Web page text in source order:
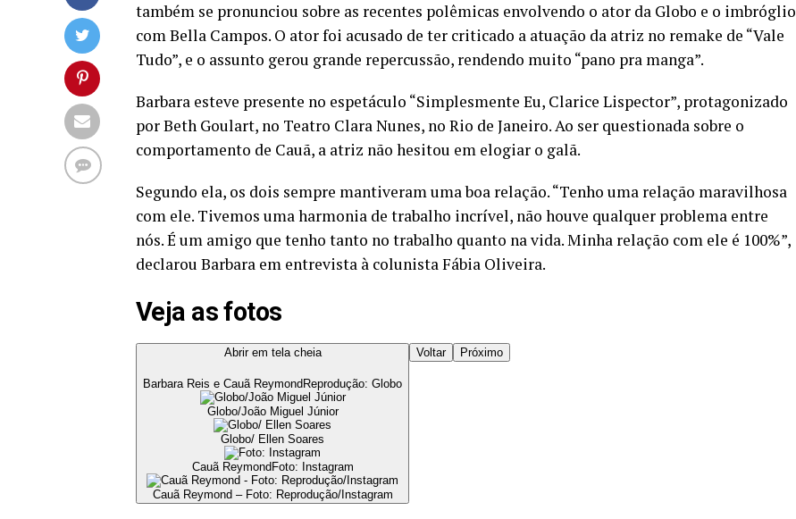
também se pronunciou sobre as recentes polêmicas envolvendo o ator da Globo e o imbróglio
com Bella Campos. O ator foi acusado de ter criticado a atuação da atriz no remake de “Vale
Tudo”, e o assunto gerou grande repercussão, rendendo muito “pano pra manga”.
Barbara esteve presente no espetáculo “Simplesmente Eu, Clarice Lispector”, protagonizado
por Beth Goulart, no Teatro Clara Nunes, no Rio de Janeiro. Ao ser questionada sobre o
comportamento de Cauã, a atriz não hesitou em elogiar o galã.
Segundo ela, os dois sempre mantiveram uma boa relação. “Tenho uma relação maravilhosa
com ele. Tivemos uma harmonia de trabalho incrível, não houve qualquer problema entre
nós. É um amigo que tenho tanto no trabalho quanto na vida. Minha relação com ele é 100%”,
declarou Barbara em entrevista à colunista Fábia Oliveira.
Veja as fotos
Abrir em tela cheia
Barbara Reis e Cauã Reymond Reprodução: Globo
Globo/João Miguel Júnior
Globo/ Ellen Soares
Cauã Reymond Foto: Instagram
Cauã Reymond – Foto: Reprodução/Instagram
Voltar Próximo